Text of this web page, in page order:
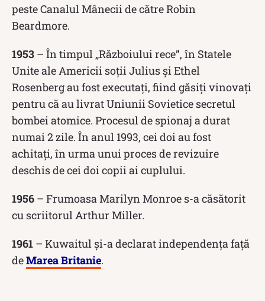
peste Canalul Mânecii de către Robin
Beardmore.
1953 – În timpul „Războiului rece”, în Statele
Unite ale Americii soții Julius și Ethel
Rosenberg au fost executați, fiind găsiți vinovați
pentru că au livrat Uniunii Sovietice secretul
bombei atomice. Procesul de spionaj a durat
numai 2 zile. În anul 1993, cei doi au fost
achitați, în urma unui proces de revizuire
deschis de cei doi copii ai cuplului.
1956 – Frumoasa Marilyn Monroe s-a căsătorit
cu scriitorul Arthur Miller.
1961 – Kuwaitul și-a declarat independența față
deMarea Britanie.